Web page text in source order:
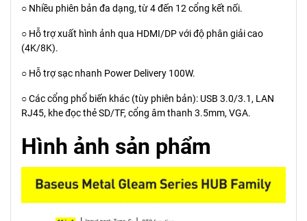
○ Nhiều phiên bản đa dạng, từ 4 đến 12 cổng kết nối.
○ Hỗ trợ xuất hình ảnh qua HDMI/DP với độ phân giải cao
(4K/8K).
○ Hỗ trợ sạc nhanh Power Delivery 100W.
○ Các cổng phổ biến khác (tùy phiên bản): USB 3.0/3.1, LAN
RJ45, khe đọc thẻ SD/TF, cổng âm thanh 3.5mm, VGA.
Hình ảnh sản phẩm